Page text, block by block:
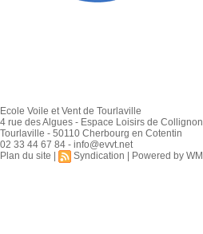
Ecole Voile et Vent de Tourlaville
4 rue des Algues - Espace Loisirs de Collignon
Tourlaville - 50110 Cherbourg en Cotentin
02 33 44 67 84 - info@evvt.net
Plan du site
Syndication Powered by WM